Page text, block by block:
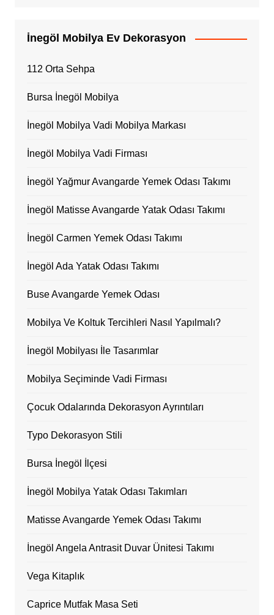
İnegöl Mobilya Ev Dekorasyon
112 Orta Sehpa
Bursa İnegöl Mobilya
İnegöl Mobilya Vadi Mobilya Markası
İnegöl Mobilya Vadi Firması
İnegöl Yağmur Avangarde Yemek Odası Takımı
İnegöl Matisse Avangarde Yatak Odası Takımı
İnegöl Carmen Yemek Odası Takımı
İnegöl Ada Yatak Odası Takımı
Buse Avangarde Yemek Odası
Mobilya Ve Koltuk Tercihleri Nasıl Yapılmalı?
İnegöl Mobilyası İle Tasarımlar
Mobilya Seçiminde Vadi Firması
Çocuk Odalarında Dekorasyon Ayrıntıları
Typo Dekorasyon Stili
Bursa İnegöl İlçesi
İnegöl Mobilya Yatak Odası Takımları
Matisse Avangarde Yemek Odası Takımı
İnegöl Angela Antrasit Duvar Ünitesi Takımı
Vega Kitaplık
Caprice Mutfak Masa Seti